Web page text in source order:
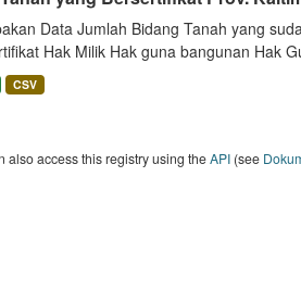
Data Jumlah Bidang Tanah yang
Hak Milik Hak guna bangunan Hak
CSV
also access this registry using theAPI(see